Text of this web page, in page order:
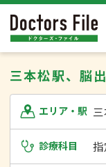
三本松駅、脳
エリア・駅
診療科目